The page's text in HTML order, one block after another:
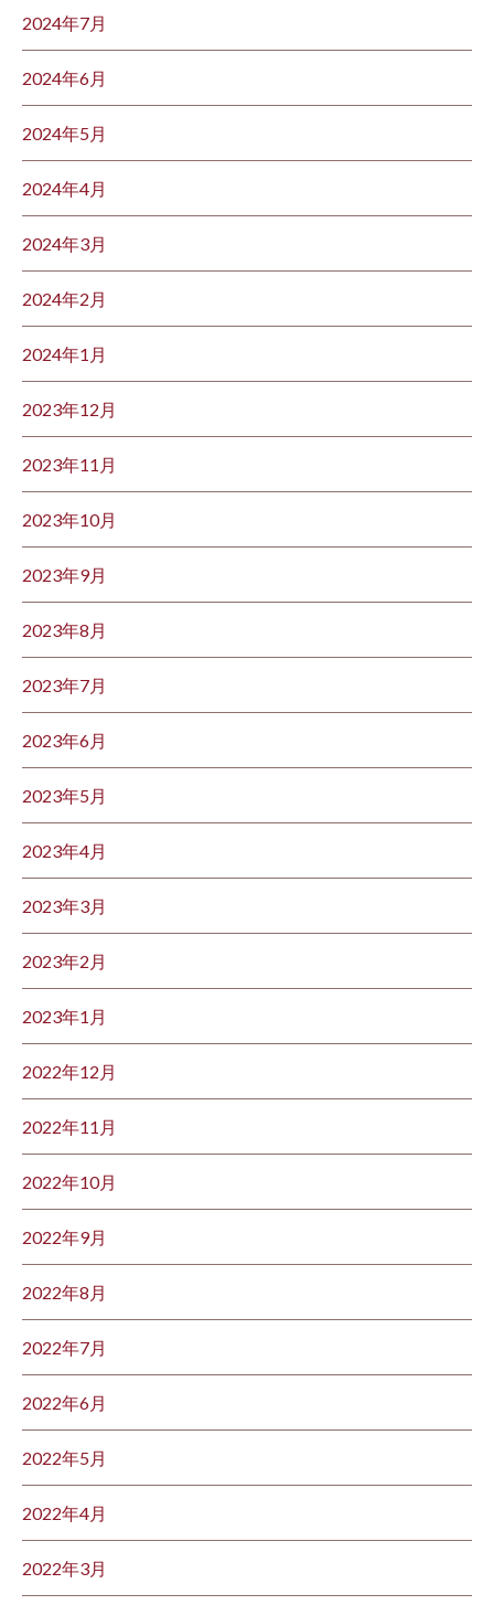
2024年7月
2024年6月
2024年5月
2024年4月
2024年3月
2024年2月
2024年1月
2023年12月
2023年11月
2023年10月
2023年9月
2023年8月
2023年7月
2023年6月
2023年5月
2023年4月
2023年3月
2023年2月
2023年1月
2022年12月
2022年11月
2022年10月
2022年9月
2022年8月
2022年7月
2022年6月
2022年5月
2022年4月
2022年3月